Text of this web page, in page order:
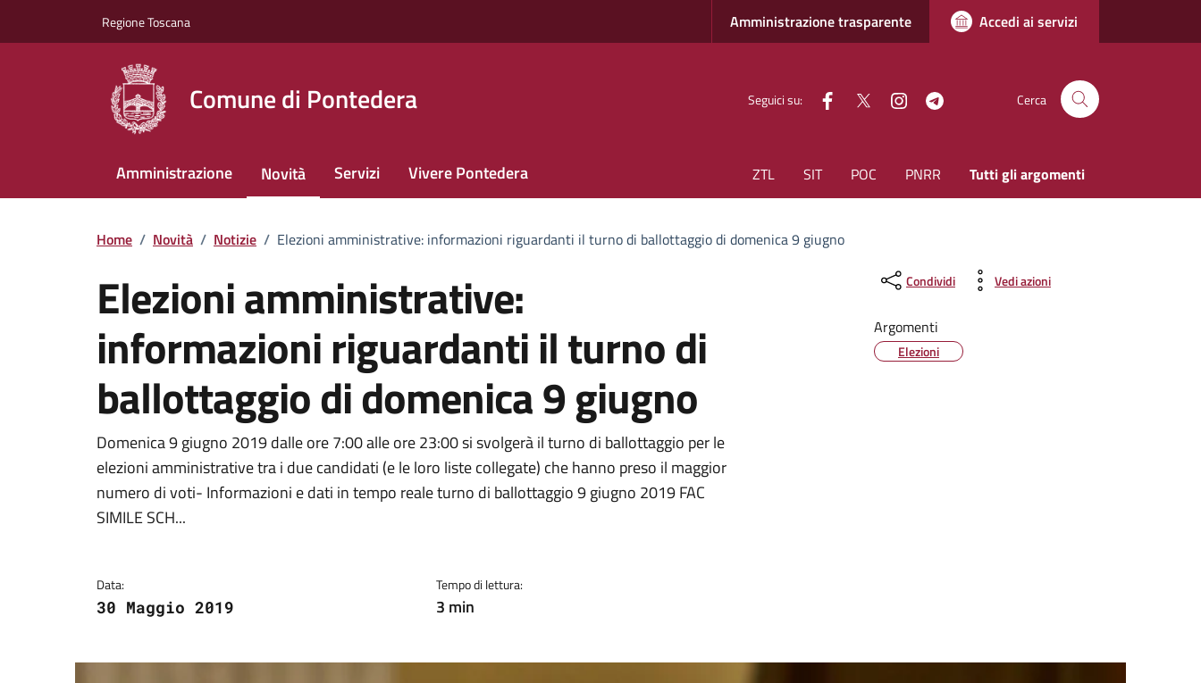
Regione Toscana Amministrazione trasparente Accedi ai servizi
Comune di Pontedera Seguici su: facebook
Twitter instagram Cerca
Amministrazione Novità Servizi Vivere Pontedera ZTL SIT POC PNRR Tutti gli argomenti
Home / Novità / Notizie / Elezioni amministrative: informazioni riguardanti il turno di ballottaggio di domenica 9 giugno
Elezioni amministrative:
informazioni riguardanti il turno di
ballottaggio di domenica 9 giugno
Dettagli della notizia
Domenica 9 giugno 2019 dalle ore 7:00 alle ore 23:00 si svolgerà il turno di ballottaggio per le
elezioni amministrative tra i due candidati (e le loro liste collegate) che hanno preso il maggior
numero di voti- Informazioni e dati in tempo reale turno di ballottaggio 9 giugno 2019 FAC
SIMILE SCH...
Data:
30 Maggio 2019
Tempo di lettura:
3 min
Condividi Vedi azioni
Argomenti
Elezioni